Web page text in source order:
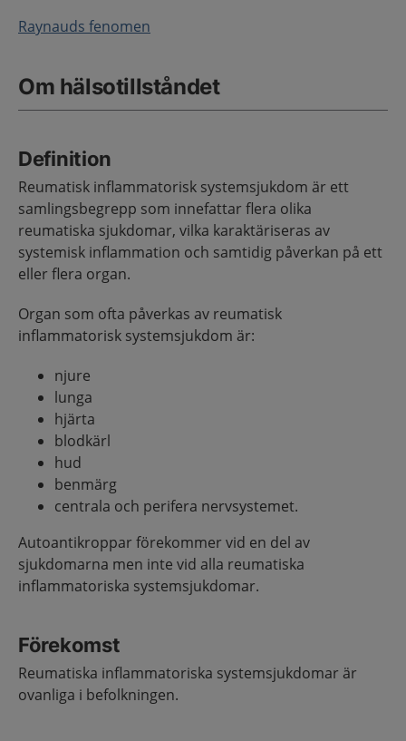
Raynauds fenomen
Om hälsotillståndet
Definition
Reumatisk inflammatorisk systemsjukdom är ett
samlingsbegrepp som innefattar flera olika
reumatiska sjukdomar, vilka karaktäriseras av
systemisk inflammation och samtidig påverkan på ett
eller flera organ.
Organ som ofta påverkas av reumatisk
inflammatorisk systemsjukdom är:
njure
lunga
hjärta
blodkärl
hud
benmärg
centrala och perifera nervsystemet.
Autoantikroppar förekommer vid en del av
sjukdomarna men inte vid alla reumatiska
inflammatoriska systemsjukdomar.
Förekomst
Reumatiska inflammatoriska systemsjukdomar är
ovanliga i befolkningen.